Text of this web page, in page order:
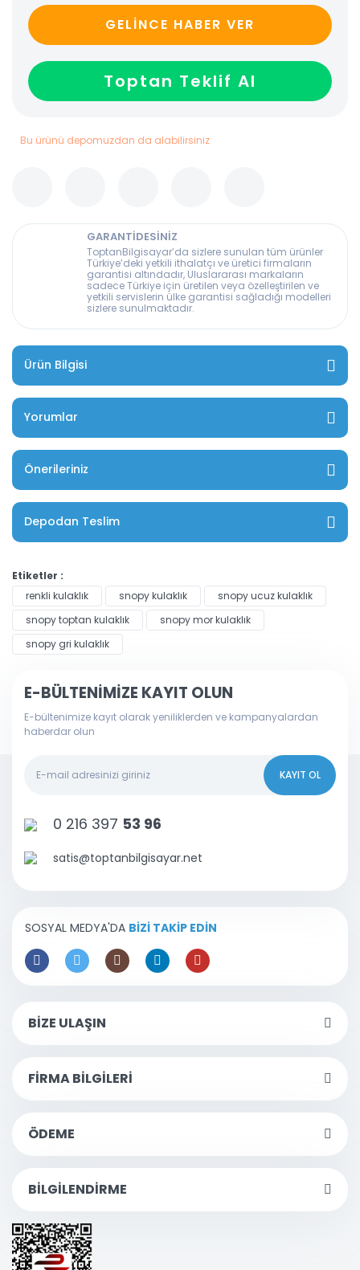
GELİNCE HABER VER
Toptan Teklif Al
Bu ürünü depomuzdan da alabilirsiniz
GARANTİDESİNİZ
ToptanBilgisayar’da sizlere sunulan tüm ürünler
Türkiye’deki yetkili ithalatçı ve üretici firmaların
garantisi altındadır, Uluslararası markaların
sadece Türkiye için üretilen veya özelleştirilen ve
yetkili servislerin ülke garantisi sağladığı modelleri
sizlere sunulmaktadır.
Ürün Bilgisi
Yorumlar
Önerileriniz
Depodan Teslim
Etiketler :
renkli kulaklık
snopy kulaklık
snopy ucuz kulaklık
snopy toptan kulaklık
snopy mor kulaklık
snopy gri kulaklık
E-BÜLTENİMİZE KAYIT OLUN
E-bültenimize kayıt olarak yeniliklerden ve kampanyalardan
haberdar olun
KAYIT OL
0 216 397 53 96
satis@toptanbilgisayar.net
SOSYAL MEDYA'DA BİZİ TAKİP EDİN
BİZE ULAŞIN
FİRMA BİLGİLERİ
ÖDEME
BİLGİLENDİRME